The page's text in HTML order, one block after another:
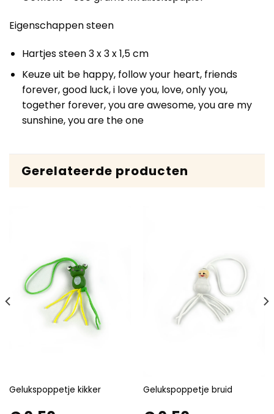
Eigenschappen steen
Hartjes steen 3 x 3 x 1,5 cm
Keuze uit be happy, follow your heart, friends
forever, good luck, i love you, love, only you,
together forever, you are awesome, you are my
sunshine, you are the one
Gerelateerde producten
Gelukspoppetje kikker Gelukspoppetje bruid